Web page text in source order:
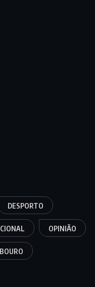
DESPORTO
OPINIÃO